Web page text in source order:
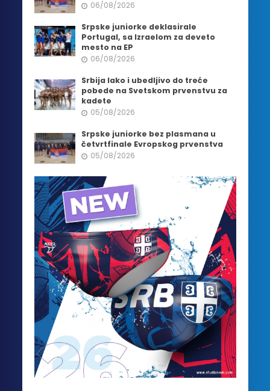
06/08/2026
Srpske juniorke deklasirale
Portugal, sa Izraelom za deveto
mesto na EP
06/08/2026
Srbija lako i ubedljivo do treće
pobede na Svetskom prvenstvu za
kadete
05/08/2026
Srpske juniorke bez plasmana u
četvrtfinale Evropskog prvenstva
05/08/2026